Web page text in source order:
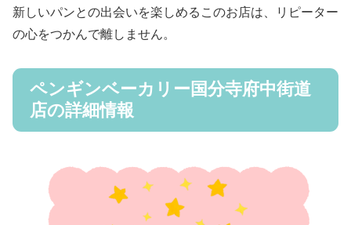
新しいパンとの出会いを楽しめるこのお店は、リピーター
の心をつかんで離しません。
ペンギンベーカリー国分寺府中街道
店の詳細情報